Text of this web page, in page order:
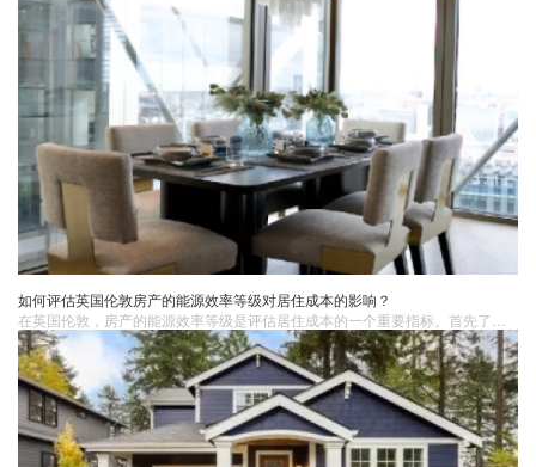
如何评估英国伦敦房产的能源效率等级对居住成本的影响？